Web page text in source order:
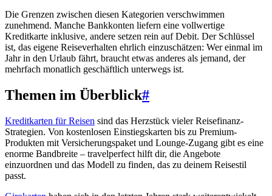
Die Grenzen zwischen diesen Kategorien verschwimmen
zunehmend. Manche Bankkonten liefern eine vollwertige
Kreditkarte inklusive, andere setzen rein auf Debit. Der Schlüssel
ist, das eigene Reiseverhalten ehrlich einzuschätzen: Wer einmal im
Jahr in den Urlaub fährt, braucht etwas anderes als jemand, der
mehrfach monatlich geschäftlich unterwegs ist.
Themen im Überblick#
Kreditkarten für Reisen sind das Herzstück vieler Reisefinanz-
Strategien. Von kostenlosen Einstiegskarten bis zu Premium-
Produkten mit Versicherungspaket und Lounge-Zugang gibt es eine
enorme Bandbreite – travelperfect hilft dir, die Angebote
einzuordnen und das Modell zu finden, das zu deinem Reisestil
passt.